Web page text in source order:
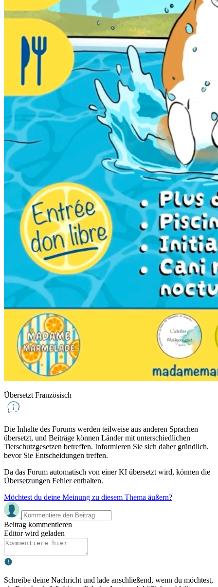
Übersetzt Französisch
Die Inhalte des Forums werden teilweise aus anderen Sprachen
übersetzt, und Beiträge können Länder mit unterschiedlichen
Tierschutzgesetzen betreffen. Informieren Sie sich daher gründlich,
bevor Sie Entscheidungen treffen.
Da das Forum automatisch von einer KI übersetzt wird, können die
Übersetzungen Fehler enthalten.
Möchtest du deine Meinung zu diesem Thema äußern?
Beitrag kommentieren
Editor wird geladen
Schreibe deine Nachricht und lade anschließend, wenn du möchtest,